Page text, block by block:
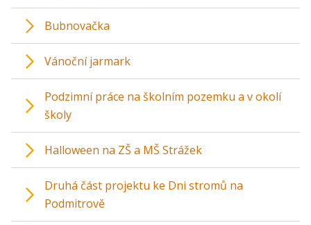
Bubnovačka
Vánoční jarmark
Podzimní práce na školním pozemku a v okolí
školy
Halloween na ZŠ a MŠ Strážek
Druhá část projektu ke Dni stromů na
Podmitrově